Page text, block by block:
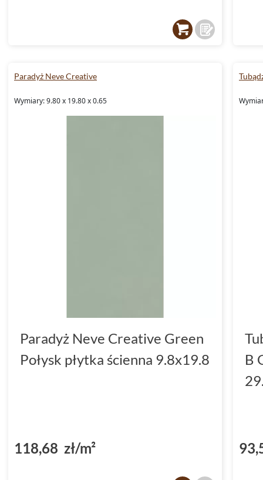
Paradyż Neve Creative
Wymiary: 9.80 x 19.80 x 0.65
Paradyż Neve Creative Green
Połysk płytka ścienna 9.8x19.8
118,68 zł/m²
B